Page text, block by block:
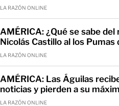
LA RAZÓN ONLINE
AMÉRICA: ¿Qué se sabe
Nicolás Castillo al los Pumas
LA RAZÓN ONLINE
AMÉRICA: Las Águilas
noticias y pierden a su
LA RAZÓN ONLINE